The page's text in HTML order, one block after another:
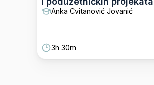
Anka Cvitanović Jovanić
3h 30m